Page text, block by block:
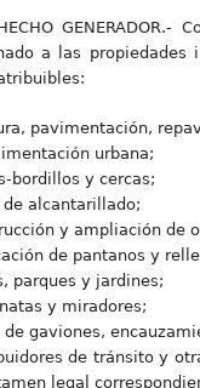
a las
pavimentación,
urbana;
bordillos y cercas;
de alcantarillado;
y ampliación de
de pantanos y
parques y jardines;
y miradores;
de gaviones,
de tránsito y
legal